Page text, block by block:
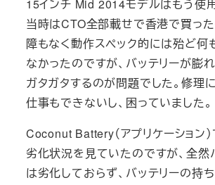
15インチ Mid 2014モデルはもう使
当時はCTO全部載せで香港で買った
障もなく動作スペック的には殆ど何
なかったのですが、バッテリーが膨
ガタガタするのが問題でした。修理
仕事もできないし、困っていました。
Coconut Battery（アプリケーション
劣化状況を見ていたのですが、全然
は劣化しておらず、バッテリーの持